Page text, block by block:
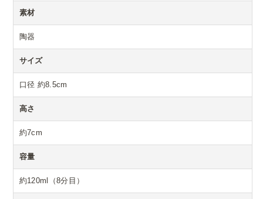
素材
陶器
サイズ
口径 約8.5cm
高さ
約7cm
容量
約120ml（8分目）